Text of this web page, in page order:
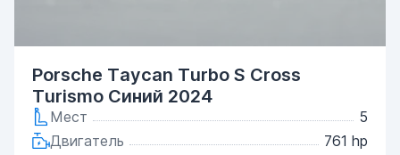
Porsche Taycan Turbo S Cross
Turismo Синий 2024
Мест
5
Двигатель
761 hp